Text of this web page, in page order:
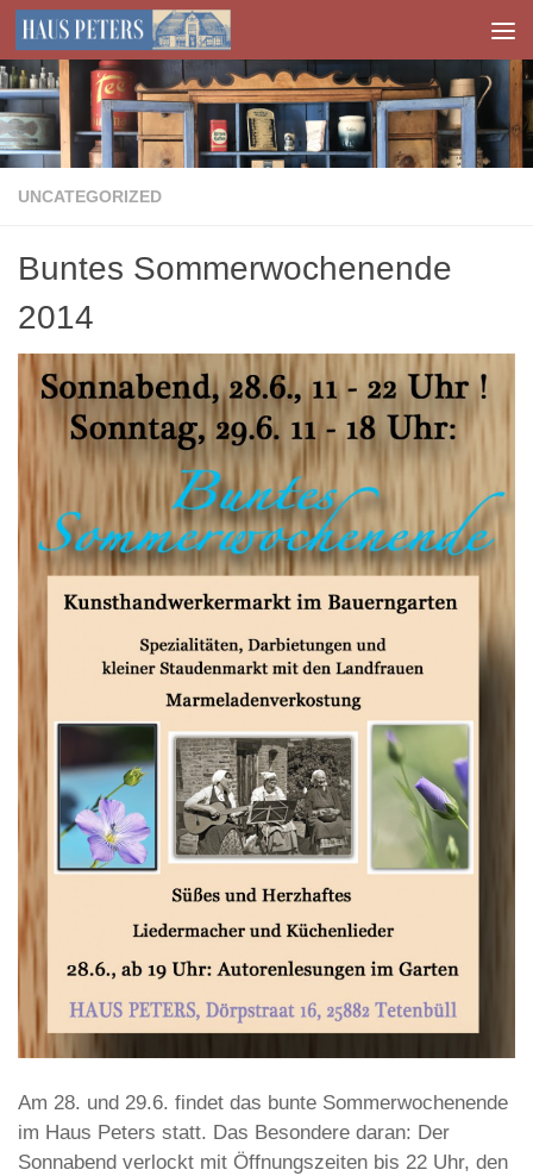
Zum Inhalt springen
UNCATEGORIZED
Buntes Sommerwochenende
2014
Am 28. und 29.6. findet das bunte Sommerwochenende
im Haus Peters statt. Das Besondere daran: Der
Sonnabend verlockt mit Öffnungszeiten bis 22 Uhr, den